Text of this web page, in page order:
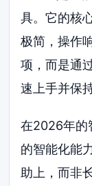
具。它的核
极简，操作
项，而是通
速上手并保
在2026年的
的智能化能
助上，而非